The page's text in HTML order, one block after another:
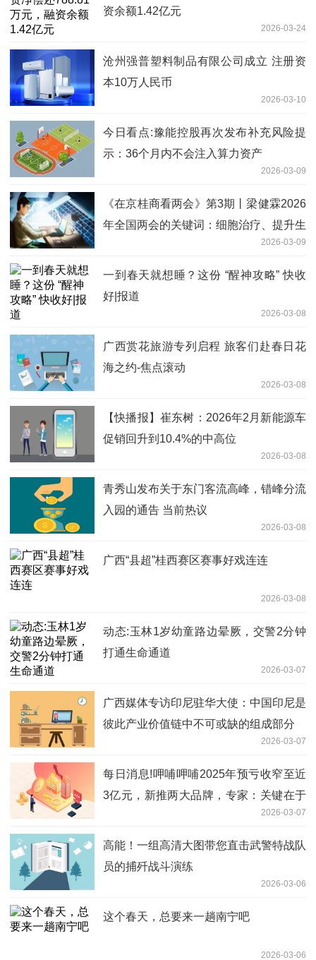
资余额1.42亿元
2026-03-24
沧州强普塑料制品有限公司成立 注册资
本10万人民币
2026-03-10
今日看点:豫能控股再次发布补充风险提
示：36个月内不会注入算力资产
2026-03-09
《在京桂商看两会》第3期丨梁健霖2026
年全国两会的关键词：细胞治疗、提升生
2026-03-09
一到春天就想睡？这份 “醒神攻略” 快收
好|报道
2026-03-08
广西赏花旅游专列启程 旅客们赴春日花
海之约-焦点滚动
2026-03-08
【快播报】崔东树：2026年2月新能源车
促销回升到10.4%的中高位
2026-03-08
青秀山发布关于东门客流高峰，错峰分流
入园的通告 当前热议
2026-03-08
广西“县超”桂西赛区赛事好戏连连
2026-03-08
动态:玉林1岁幼童路边晕厥，交警2分钟
打通生命通道
2026-03-07
广西媒体专访印尼驻华大使：中国印尼是
彼此产业价值链中不可或缺的组成部分
2026-03-07
每日消息!呷哺呷哺2025年预亏收窄至近
3亿元，新推两大品牌，专家：关键在于
2026-03-07
高能！一组高清大图带您直击武警特战队
员的捕歼战斗演练
2026-03-06
这个春天，总要来一趟南宁吧
2026-03-06